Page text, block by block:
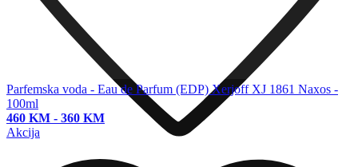
Parfemska voda - Eau de Parfum (EDP) Xerjoff XJ 1861 Naxos -
100ml
460 KM - 360 KM
Akcija